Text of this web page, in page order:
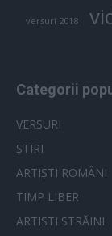
versuri 2018
Categorii
VERSURI
ȘTIRI
ARTIȘTI ROMÂNI
TIMP LIBER
ARTIȘTI STRĂINI